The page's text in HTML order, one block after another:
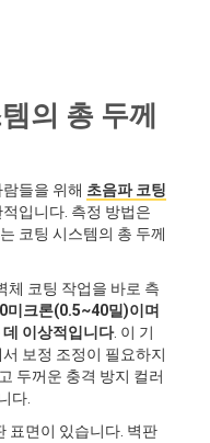
의 총 두께
들을 위해 초음파 코팅
입니다. 측정 방법은
코팅 시스템의 총 두께
체 코팅 작업을 바로 측
미크론(0.5~40밀)이며
이상적입니다. 이 기
보정 조정이 필요하지
두꺼운 충격 방지 컬러
다.
표면이 있습니다. 벽판